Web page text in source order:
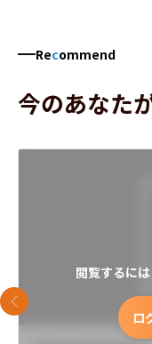
Recommend
今のあなた
閲覧するに
ロ
前のスライド